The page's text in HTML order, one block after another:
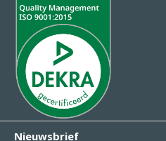
Nieuwsbrief